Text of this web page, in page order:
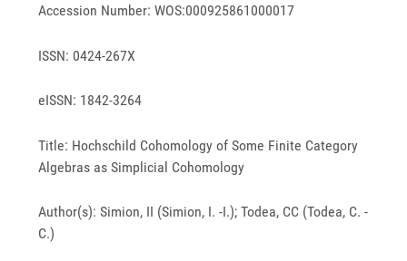
Accession Number: WOS:000925861000017
ISSN: 0424-267X
eISSN: 1842-3264
Title: Hochschild Cohomology of Some Finite Category
Algebras as Simplicial Cohomology
Author(s): Simion, II (Simion, I. -I.); Todea, CC (Todea, C. -
C.)